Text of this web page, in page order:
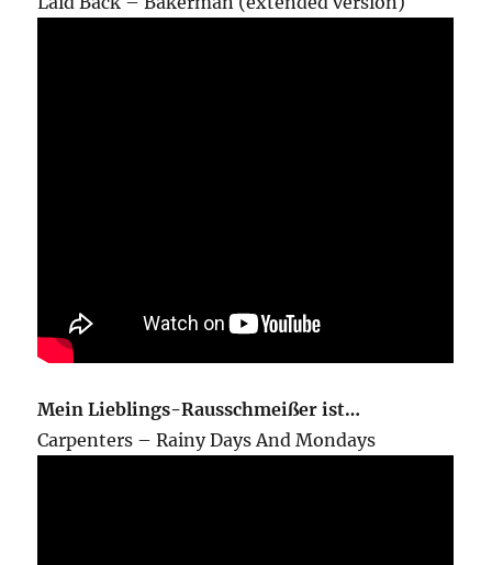
Mein Lieblings-Rausschmeißer ist…
Carpenters – Rainy Days And Mondays